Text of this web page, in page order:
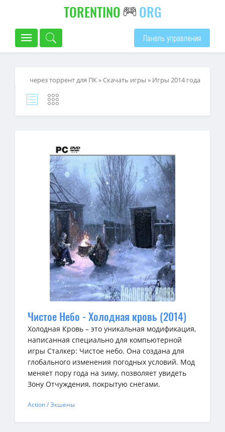
TORENTINO ORG
Панель управления
через торрент для ПК»Скачать игры » Игры 2014 года
Чистое Небо - Холодная кровь (2014)
Холодная Кровь – это уникальная модификация,
написанная специально для компьютерной
игры Сталкер: Чистое небо. Она создана для
глобального изменения погодных условий. Мод
меняет пору года на зиму, позволяет увидеть
Зону Отчуждения, покрытую снегами.
Action / Экшены